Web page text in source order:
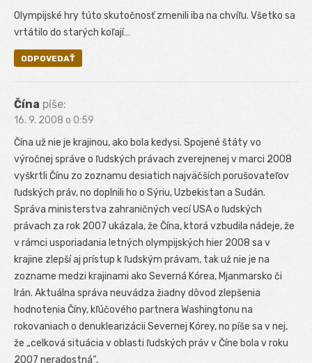
Olympijské hry túto skutočnosť zmenili iba na chvíľu. Všetko sa
vrtátilo do starých koľají…
ODPOVEDAŤ
Čína píše:
16. 9. 2008 o 0:59
Čína už nie je krajinou, ako bola kedysi. Spojené štáty vo
výročnej správe o ľudských právach zverejnenej v marci 2008
vyškrtli Čínu zo zoznamu desiatich najväčších porušovateľov
ľudských práv, no doplnili ho o Sýriu, Uzbekistan a Sudán.
Správa ministerstva zahraničných vecí USA o ľudských
právach za rok 2007 ukázala, že Čína, ktorá vzbudila nádeje, že
v rámci usporiadania letných olympijských hier 2008 sa v
krajine zlepší aj prístup k ľudským právam, tak už nie je na
zozname medzi krajinami ako Severná Kórea, Mjanmarsko či
Irán. Aktuálna správa neuvádza žiadny dôvod zlepšenia
hodnotenia Číny, kľúčového partnera Washingtonu na
rokovaniach o denuklearizácii Severnej Kórey, no píše sa v nej,
že „celková situácia v oblasti ľudských práv v Číne bola v roku
2007 neradostná“.